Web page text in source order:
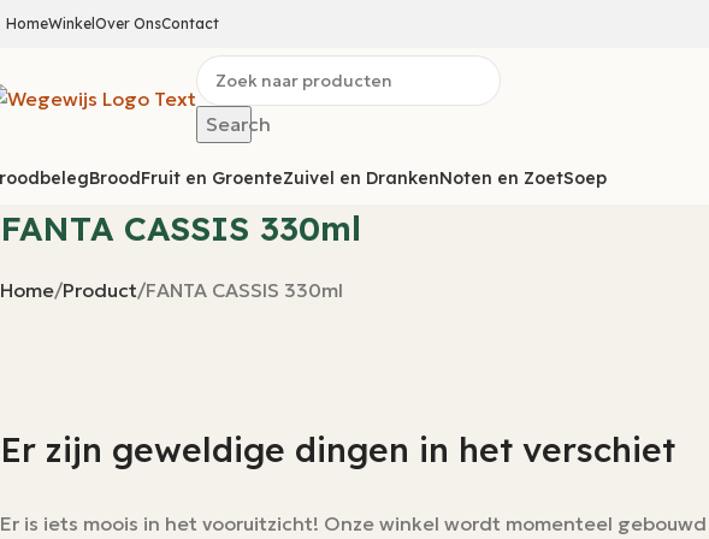
HomeWinkel Over OnsContact
Search
BroodFruit en GroenteZuivel en DrankenNoten en ZoetSoep
FANTA CASSIS 330ml
Home Product FANTA CASSIS 330ml
Er zijn geweldige dingen in het verschiet
Er is iets moois in het vooruitzicht! Onze winkel wordt momenteel